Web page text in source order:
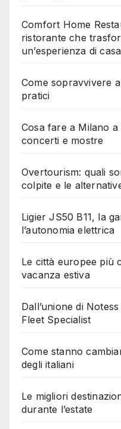
Comfort Home
ristorante che
un’esperienza di casa
Come sopravvivere
pratici
Cosa fare a Milano
concerti e mostre
Overtourism: quali
colpite e le
Ligier JS50 B11, la
l’autonomia elettrica
Le città europee più
vacanza estiva
Dall’unione di
Fleet Specialist
Come stanno
degli italiani
Le migliori
durante l’estate